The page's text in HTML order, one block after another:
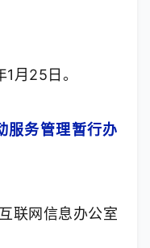
月25日。
服务管理暂行办
联网信息办公室